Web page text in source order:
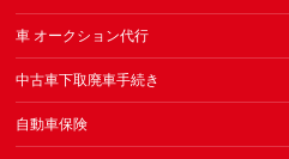
車 オークション代行
中古車下取廃車手続き
自動車保険